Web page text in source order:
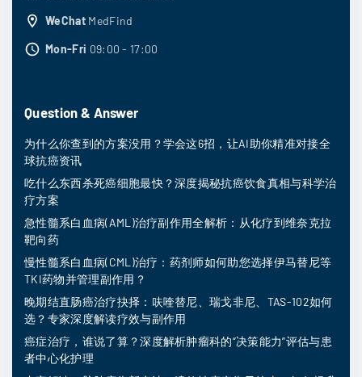
WeChat MedFind
Mon-Fri 09:00 - 17:00
Question & Answer
为什么你查到的方案没用？学会这6招，让AI助你精准对接全
球抗癌资讯
吃什么东西杀死癌细胞最快？深度揭秘抗癌饮食真相与科学治
疗方案
急性髓系白血病(AML)治疗副作用全解析：从化疗到维奈克拉
靶向药
慢性髓系白血病(CML)治疗：药剂师如何助您选择伊马替尼等
TKI药物并管理副作用？
晚期结直肠癌治疗抉择：呋喹替尼、瑞戈非尼、TAS-102如何
选？专家深度解读疗效与副作用
癌症治疗，谁说了算？深度解析肿瘤科的“决策能力”评估与患
者中心化护理